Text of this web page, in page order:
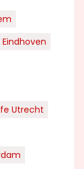
Utrecht